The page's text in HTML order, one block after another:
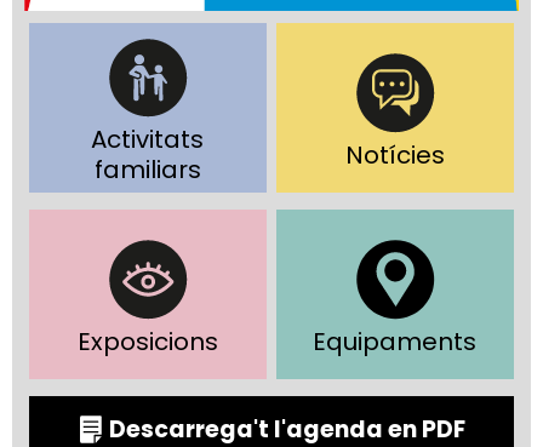
Activitats
familiars
Notícies
Exposicions Equipaments
Descarrega't l'agenda en PDF